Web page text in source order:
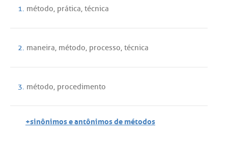
1. método, prática, técnica
2. maneira, método, processo, técnica
3. método, procedimento
+sinônimos e antônimos de métodos